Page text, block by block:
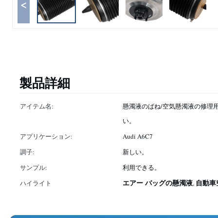
<
製品詳細
アイテム名:
懸濁液のばね/空気懸濁液の修理
い。
アプリケーション:
Audi A6C7
調子:
新しい。
サンプル:
利用できる。
ハイライト
エアー バッグの懸濁液, 自動